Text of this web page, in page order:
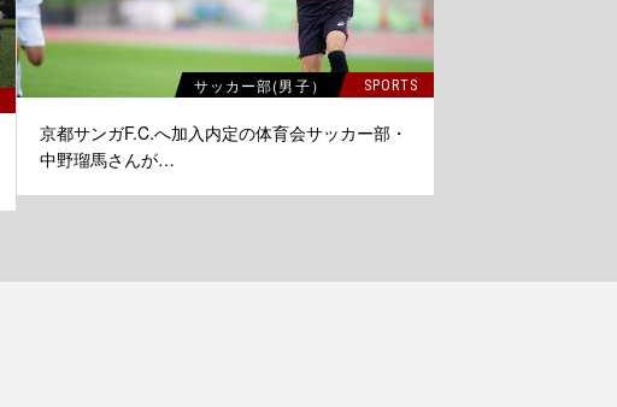
サッカー部(男子） SPORTS
京都サンガF.C.へ加入内定の体育会サッカー部・
中野瑠馬さんが…